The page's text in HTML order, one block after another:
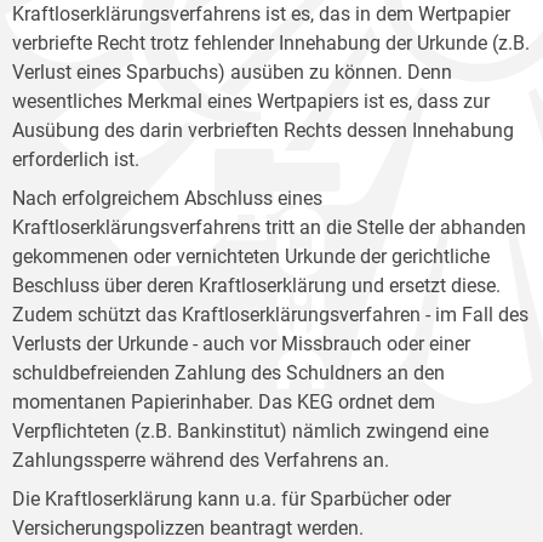
Kraftloserklärungsverfahrens ist es, das in dem Wertpapier
verbriefte Recht trotz fehlender Innehabung der Urkunde (z.B.
Verlust eines Sparbuchs) ausüben zu können. Denn
wesentliches Merkmal eines Wertpapiers ist es, dass zur
Ausübung des darin verbrieften Rechts dessen Innehabung
erforderlich ist.
Nach erfolgreichem Abschluss eines
Kraftloserklärungsverfahrens tritt an die Stelle der abhanden
gekommenen oder vernichteten Urkunde der gerichtliche
Beschluss über deren Kraftloserklärung und ersetzt diese.
Zudem schützt das Kraftloserklärungsverfahren - im Fall des
Verlusts der Urkunde - auch vor Missbrauch oder einer
schuldbefreienden Zahlung des Schuldners an den
momentanen Papierinhaber. Das KEG ordnet dem
Verpflichteten (z.B. Bankinstitut) nämlich zwingend eine
Zahlungssperre während des Verfahrens an.
Die Kraftloserklärung kann u.a. für Sparbücher oder
Versicherungspolizzen beantragt werden.